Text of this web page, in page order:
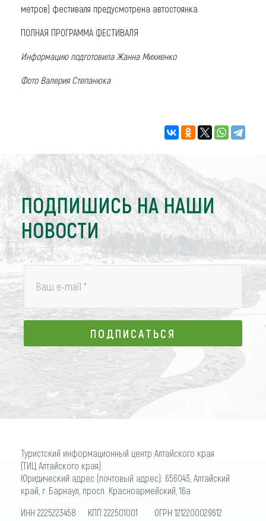
метров) фестиваля предусмотрена автостоянка.
ПОЛНАЯ ПРОГРАММА ФЕСТИВАЛЯ
Информацию подготовила Жанна Михиенко
Фото Валерия Степанюка
ПОДПИШИСЬ НА НАШИ
НОВОСТИ
Ваш e-mail *
ПОДПИСАТЬСЯ
ПОДПИСАТЬСЯ
Туристский информационный центр Алтайского края
(ТИЦ Алтайского края)
Юридический адрес (почтовый адрес): 656043, Алтайский
край, г. Барнаул, просп. Красноармейский, 16а
ИНН 2225223458 КПП 222501001 ОГРН 1212200029612